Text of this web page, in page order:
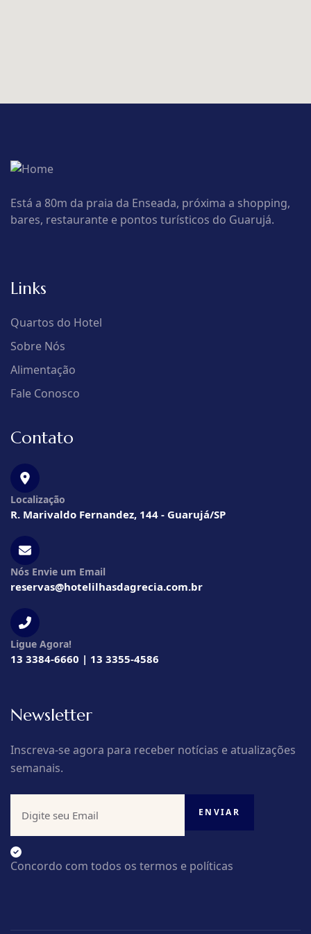
Está a 80m da praia da Enseada, próxima a shopping,
bares, restaurante e pontos turísticos do Guarujá.
Links
Quartos do Hotel
Sobre Nós
Alimentação
Fale Conosco
Contato
Localização
R. Marivaldo Fernandez, 144 - Guarujá/SP
Nós Envie um Email
reservas@hotelilhasdagrecia.com.br
Ligue Agora!
13 3384-6660 | 13 3355-4586
Newsletter
Inscreva-se agora para receber notícias e atualizações
semanais.
Concordo com todos os termos e políticas